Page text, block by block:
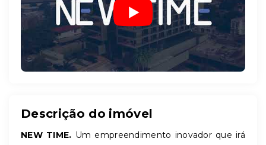
Descrição do imóvel
NEW TIME. Um empreendimento inovador que irá